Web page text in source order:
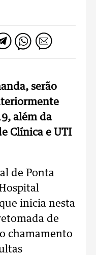
serão
além da
Clínica e UTI
de Ponta
inicia nesta
de
chamamento